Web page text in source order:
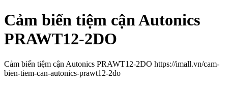
Cảm biến tiệm cận Autonics
PRAWT12-2DO
Cảm biến tiệm cận Autonics PRAWT12-2DO https://imall.vn/cam-
bien-tiem-can-autonics-prawt12-2do